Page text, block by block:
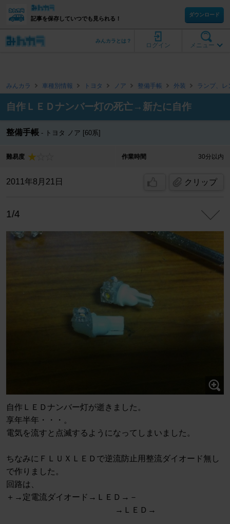
記事を保存していつでも見られる！
ダウンロード
メニュー
ログイン
みんカラとは？
みんカラ 車種別情報 トヨタ ノア 整備手帳 外装 ランプ、レ
自作ＬＥＤナンバー灯の死亡→新たに自作
整備手帳 トヨタ ノア [60系]
難易度 作業時間 30分以内
2011年8月21日 クリップ
1/4
自作ＬＥＤナンバー灯が逝きました。
享年半年・・・。
電気を流すと点滅するようになってしまいました。
ちなみにＦＬＵＸＬＥＤで逆流防止用整流ダイオード無し
で作りました。
回路は、
＋→定電流ダイオード→ＬＥＤ→－
→ＬＥＤ→